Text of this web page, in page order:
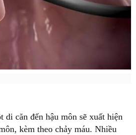
di căn đến hậu môn sẽ xuất hiện
kèm theo chảy máu. Nhiều